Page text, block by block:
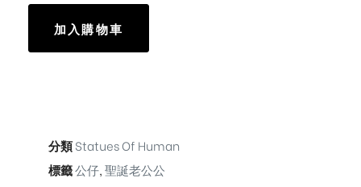
加入購物車
分類Statues Of Human
標籤公仔,聖誕老公公